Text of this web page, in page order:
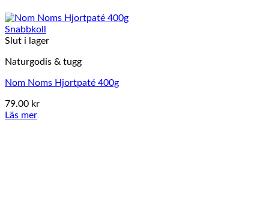
Snabbkoll
Slut i lager
Naturgodis & tugg
Nom Noms Hjortpaté 400g
79.00 kr
Läs mer